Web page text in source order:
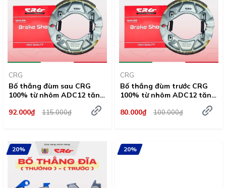
CRG
Bố thắng đùm sau CRG
100% từ nhôm ADC12 tăng
ma sát chất lượng vượt trội
92.000₫
115.000₫
CRG
Bố thắng đùm trước CRG
100% từ nhôm ADC12 tăng
ma sát chất lượng vượt trội
80.000₫
100.000₫
20% 20%